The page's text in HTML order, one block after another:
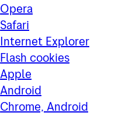
Opera
Safari
Internet Explorer
Flash cookies
Apple
Android
Chrome, Android